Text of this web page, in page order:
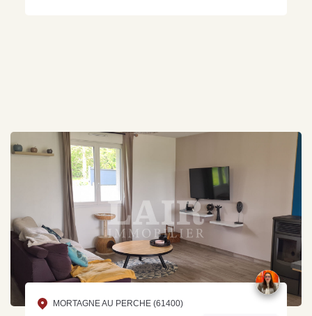
MORTAGNE AU PERCHE (61400)